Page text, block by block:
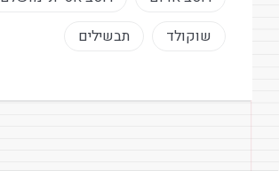
שוקולד
תבשילים